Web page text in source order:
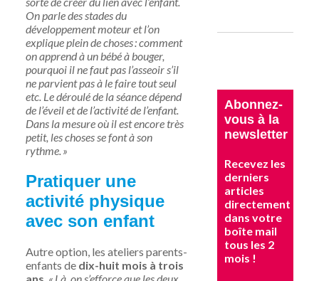
On parle des stades du
développement moteur et l’on
explique plein de choses : comment
on apprend à un bébé à bouger,
pourquoi il ne faut pas l’asseoir s’il
ne parvient pas à le faire tout seul
etc. Le déroulé de la séance dépend
de l’éveil et de l’activité de l’enfant.
Dans la mesure où il est encore très
petit, les choses se font à son
rythme. »
Pratiquer une
activité physique
avec son enfant
Autre option, les ateliers parents-
enfants de dix-huit mois à trois
Abonnez-
vous à la
newsletter
Recevez les
derniers
articles
directement
dans votre
boîte mail
tous les 2
mois !